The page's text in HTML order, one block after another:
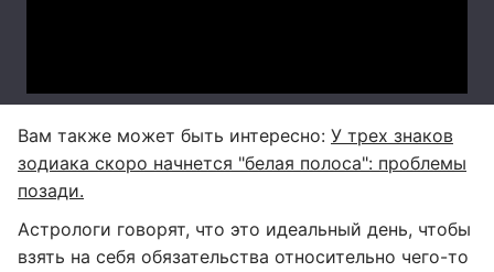
Вам также может быть интересно: У трех знаков
зодиака скоро начнется "белая полоса": проблемы
позади.
Астрологи говорят, что это идеальный день, чтобы
взять на себя обязательства относительно чего-то